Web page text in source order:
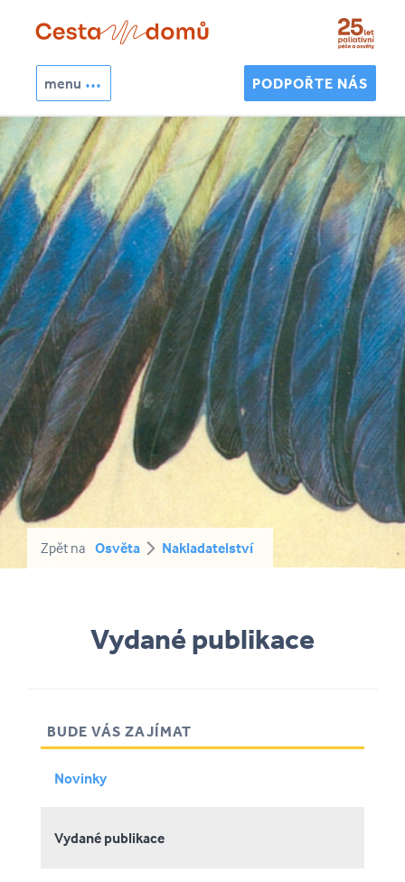
Přejít k hlavnímu obsahu
menu PODPOŘTE NÁS
Vyhledávání
Hledat
Zpět na Osvěta Nakladatelství
Vydané publikace
BUDE VÁS ZAJÍMAT
Novinky
Vydané publikace